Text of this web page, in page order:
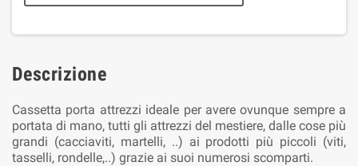
Descrizione
Cassetta porta attrezzi ideale per avere ovunque sempre a
portata di mano, tutti gli attrezzi del mestiere, dalle cose più
grandi (cacciaviti, martelli, ..) ai prodotti più piccoli (viti,
tasselli, rondelle,..) grazie ai suoi numerosi scomparti.